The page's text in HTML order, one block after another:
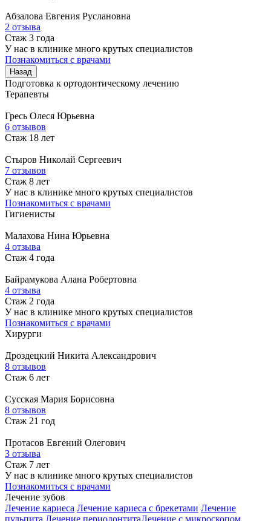
Абзалова Евгения Руслановна
2 отзыва
Стаж 3 года
У нас в клинике много крутых специалистов
Познакомиться с врачами
Назад
Подготовка к ортодонтическому лечению
Терапевты
Гресь Олеся Юрьевна
6 отзывов
Стаж 18 лет
Стыров Николай Сергеевич
7 отзывов
Стаж 8 лет
У нас в клинике много крутых специалистов
Познакомиться с врачами
Гигиенисты
Малахова Нина Юрьевна
4 отзыва
Стаж 4 года
Байрамукова Алана Робертовна
4 отзыва
Стаж 2 года
У нас в клинике много крутых специалистов
Познакомиться с врачами
Хирурги
Дроздецкий Никита Александрович
8 отзывов
Стаж 6 лет
Сусская Мария Борисовна
8 отзывов
Стаж 21 год
Протасов Евгений Олегович
3 отзыва
Стаж 7 лет
У нас в клинике много крутых специалистов
Познакомиться с врачами
Лечение зубов
Лечение кариеса Лечение кариеса с брекетами Лечение
пульпита Лечение периодонтитаЛечение с микроскопом